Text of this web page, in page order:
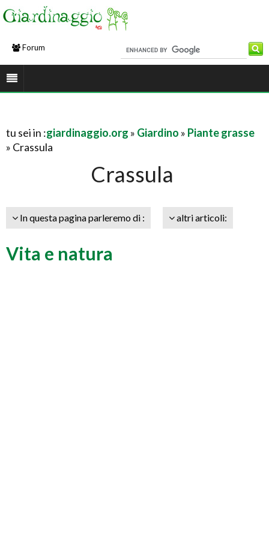
Forum
tu sei in :giardinaggio.org » Giardino » Piante grasse
» Crassula
Crassula
In questa pagina parleremo di : altri articoli:
Vita e natura